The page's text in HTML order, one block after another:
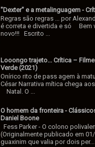
"Dexter" e a metalinguagem -
Regras são regras ... por
é correta e divertida e só Bem
novo!!! Escrito ...
Looongo trajeto... Crítica –
Verde (2021)
Onírico rito de pass agem à
César Narrativa mítica chega
Natal. O ...
O homem da fronteira -
Daniel Boone
Fess Parker - O colono
(Originalmente publicado em
guaxinim que valia por dois per...